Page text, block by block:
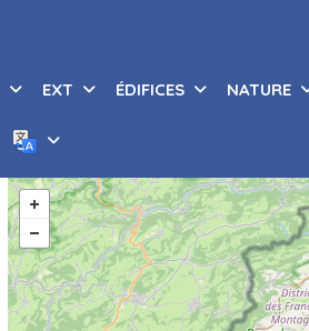
EXT ÉDIFICES NATURE